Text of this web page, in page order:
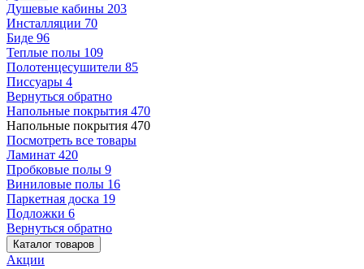
Душевые кабины 203
Инсталляции 70
Биде 96
Теплые полы 109
Полотенцесушители 85
Писсуары 4
Вернуться обратно
Напольные покрытия 470
Напольные покрытия 470
Посмотреть все товары
Ламинат 420
Пробковые полы 9
Виниловые полы 16
Паркетная доска 19
Подложки 6
Вернуться обратно
Каталог товаров
Акции